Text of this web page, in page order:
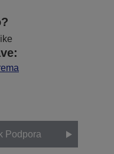
Podpora